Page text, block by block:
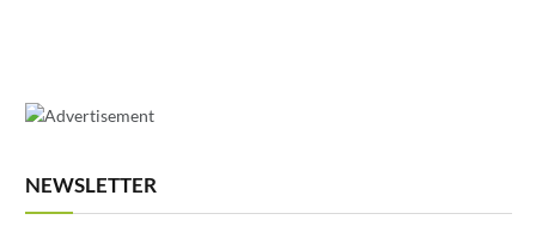
NEWSLETTER